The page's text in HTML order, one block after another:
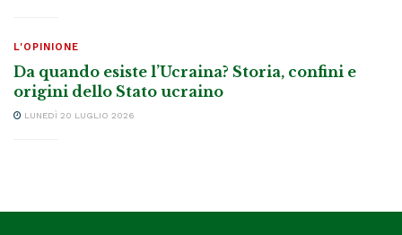
L'OPINIONE
Da quando esiste l’Ucraina? Storia, confini e
origini dello Stato ucraino
LUNEDÌ 20 LUGLIO 2026